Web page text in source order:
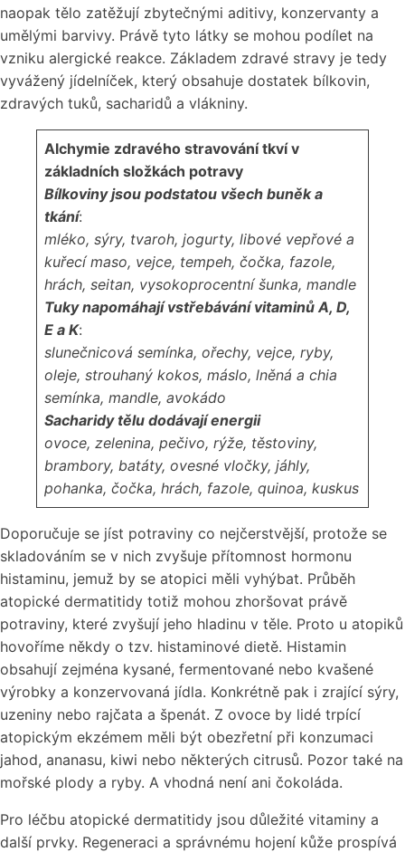
naopak tělo zatěžují zbytečnými aditivy, konzervanty a
umělými barvivy. Právě tyto látky se mohou podílet na
vzniku alergické reakce. Základem zdravé stravy je tedy
vyvážený jídelníček, který obsahuje dostatek bílkovin,
zdravých tuků, sacharidů a vlákniny.
Alchymie zdravého stravování tkví v
základních složkách potravy
Bílkoviny jsou podstatou všech buněk a
tkání:
mléko, sýry, tvaroh, jogurty, libové vepřové a
kuřecí maso, vejce, tempeh, čočka, fazole,
hrách, seitan, vysokoprocentní šunka, mandle
Tuky napomáhají vstřebávání vitaminů A, D,
E a K:
slunečnicová semínka, ořechy, vejce, ryby,
oleje, strouhaný kokos, máslo, lněná a chia
semínka, mandle, avokádo
Sacharidy tělu dodávají energii
ovoce, zelenina, pečivo, rýže, těstoviny,
brambory, batáty, ovesné vločky, jáhly,
pohanka, čočka, hrách, fazole, quinoa, kuskus
Doporučuje se jíst potraviny co nejčerstvější, protože se
skladováním se v nich zvyšuje přítomnost hormonu
histaminu, jemuž by se atopici měli vyhýbat. Průběh
atopické dermatitidy totiž mohou zhoršovat právě
potraviny, které zvyšují jeho hladinu v těle. Proto u atopiků
hovoříme někdy o tzv. histaminové dietě. Histamin
obsahují zejména kysané, fermentované nebo kvašené
výrobky a konzervovaná jídla. Konkrétně pak i zrající sýry,
uzeniny nebo rajčata a špenát. Z ovoce by lidé trpící
atopickým ekzémem měli být obezřetní při konzumaci
jahod, ananasu, kiwi nebo některých citrusů. Pozor také na
mořské plody a ryby. A vhodná není ani čokoláda.
Pro léčbu atopické dermatitidy jsou důležité vitaminy a
další prvky. Regeneraci a správnému hojení kůže prospívá